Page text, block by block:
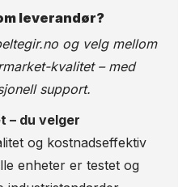
leverandør?
og velg mellom
kvalitet – med
support.
– du velger
og kostnadseffektiv
enheter er testet og